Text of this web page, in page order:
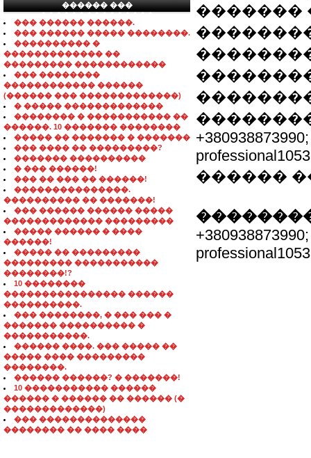
������ ���
���������������
��� ������ ������.
��� ������ ����� ��������.
���������� �
������������� ��
��������� ������������
��� ��������
������������ ������
(������ ��� �������������)
� ����� �������������
�������� � ����������� ��
������. 10 ������� ��������
����� �� ������� � �������
��� ���� �� ���������?
������� ����������
� ��� ������!
��� �� ��� �� ������!
���������������.
���������� �� �������!
��� ������ ������ �����
������������� ���������
����� ������ � ����
������!
����� �� ���������
��������� �����������
��������!?
10 ��������
���������������� ������
����������.
��� ��������, � ��� ��� �
������� ���������� �
�����������.
������ ����. ��� ����� ��
����� ���� ���������
��������.
������ ������? � �������!
10 ����������� ������
������ � ������ �� ������ (�
�������������)
��� ��������������
�������� �� ���� ����
�������
������